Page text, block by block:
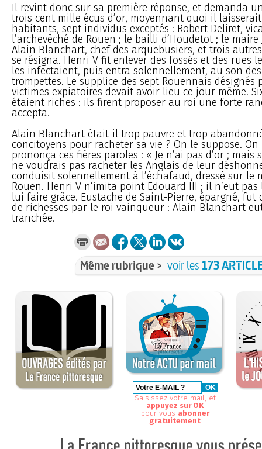
Il revint donc sur sa première réponse, et demanda
trois cent mille écus d’or, moyennant quoi il
habitants, sept individus exceptés : Robert Deliret,
l’archevêché de Rouen ; le bailli d’Houdetot ; le maire
Alain Blanchart, chef des arquebusiers, et trois
se résigna. Henri V fit enlever des fossés et des rues
les infectaient, puis entra solennellement, au son
trompettes. Le supplice des sept Rouennais désignés
victimes expiatoires devait avoir lieu ce jour même.
étaient riches : ils firent proposer au roi une forte
accepta.
Alain Blanchart était-il trop pauvre et trop
concitoyens pour racheter sa vie ? On le suppose.
prononça ces fières paroles : « Je n’ai pas d’or ; mais
ne voudrais pas racheter les Anglais de leur
conduisit solennellement à l’échafaud, dressé sur le
Rouen. Henri V n’imita point Edouard III ; il n’eut
lui faire grâce. Eustache de Saint-Pierre, épargné, fut
de richesses par le roi vainqueur : Alain Blanchart
tranchée.
Même rubrique > voir les 173
Saisissez votre mail, et
appuyez sur OK
pour vous abonner
gratuitement